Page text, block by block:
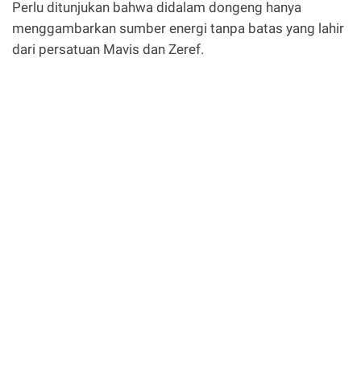
Perlu ditunjukan bahwa didalam dongeng hanya
menggambarkan sumber energi tanpa batas yang lahir
dari persatuan Mavis dan Zeref.